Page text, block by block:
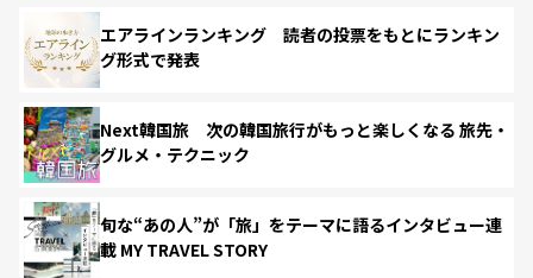
エアラインランキング 読者の投票をもとにランキン
グ形式で発表
Next韓国旅 次の韓国旅行がもっと楽しくなる 旅先・
グルメ・テクニック
旬な“あの人”が「旅」をテーマに語るインタビュー連
載 MY TRAVEL STORY